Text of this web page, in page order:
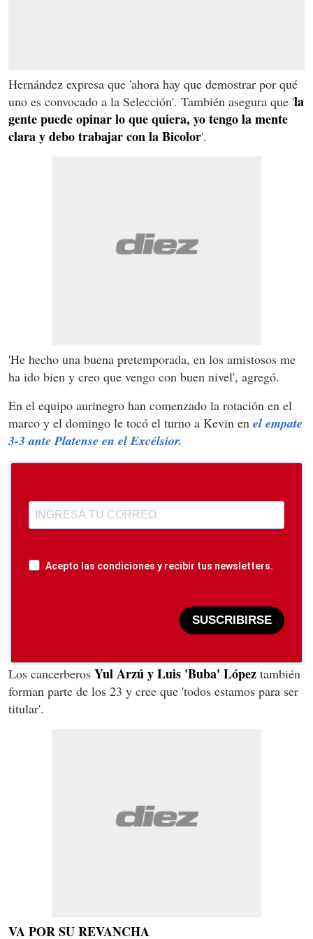
Hernández expresa que 'ahora hay que demostrar por qué
uno es convocado a la Selección'. También asegura que 'la
gente puede opinar lo que quiera, yo tengo la mente
clara y debo trabajar con la Bicolor'.
'He hecho una buena pretemporada, en los amistosos me
ha ido bien y creo que vengo con buen nivel', agregó.
En el equipo aurinegro han comenzado la rotación en el
marco y el domingo le tocó el turno a Kevin en el empate
3-3 ante Platense en el Excélsior.
Acepto las condiciones y recibir tus newsletters.
SUSCRIBIRSE
Los cancerberos Yul Arzú y Luis 'Buba' López también
forman parte de los 23 y cree que 'todos estamos para ser
titular'.
VA POR SU REVANCHA